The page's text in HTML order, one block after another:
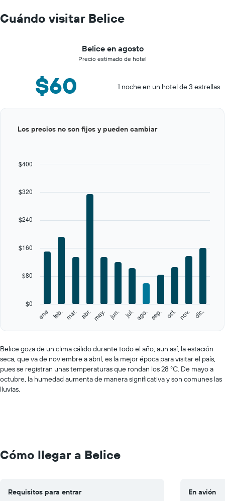
Cuándo visitar Belice
Belice en agosto
Precio estimado de hotel
$60 1 noche en un hotel de 3 estrellas
Range:
categories.
values.
Range:
0
to
400.
graphic.
ene feb. mar. abr. may. jun. jul. ago. sep. oct. nov. dic.
$0
$80
$160
$240
$320
$400
Los precios no son fijos y pueden cambiar
interactive
Belice goza de un clima cálido durante todo el año; aun así, la estación
seca, que va de noviembre a abril, es la mejor época para visitar el país,
pues se registran unas temperaturas que rondan los 28 °C. De mayo a
octubre, la humedad aumenta de manera significativa y son comunes las
lluvias.
Cómo llegar a Belice
Requisitos para entrar
En avión